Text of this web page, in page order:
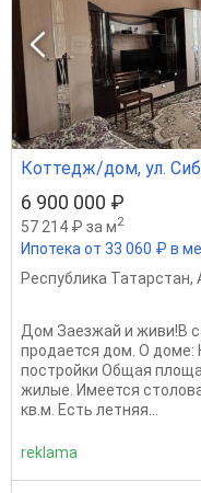
Коттедж/дом, ул.
6 900 000 ₽
57 214 ₽ за м2
Ипотека от 33 060 ₽ в
Республика Татарстан,
Дом Заезжай и живи!В
продается дом. О доме:
постройки Общая
жилые. Имеется
кв.м. Есть летняя...
reklama